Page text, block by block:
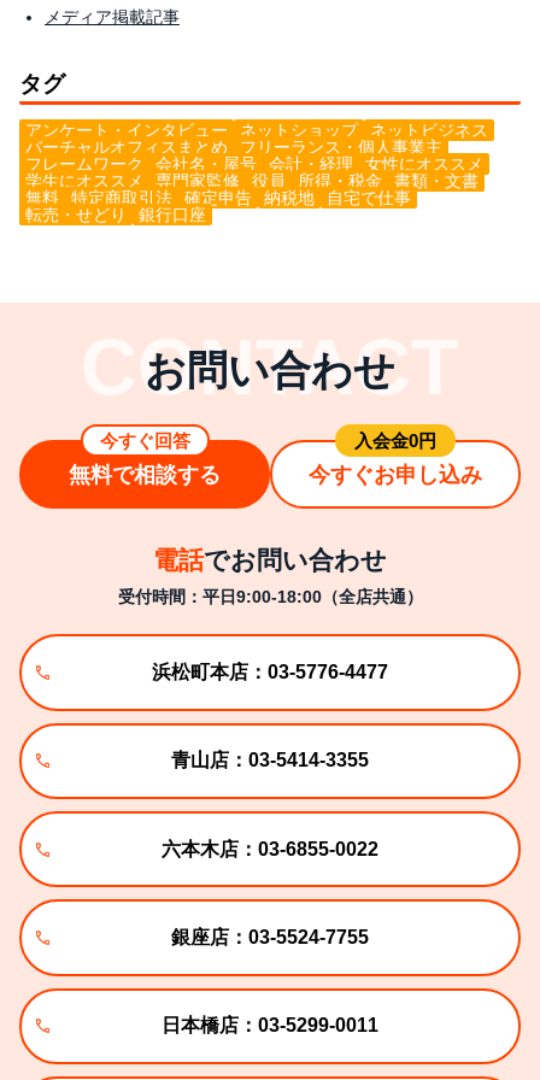
メディア掲載記事
タグ
アンケート・インタビュー ネットショップ
ネットビジネス
バーチャルオフィスまとめ
フリーランス・個人事業主
フレームワーク
会社名・屋号 会計・経理
女性にオススメ
学生にオススメ
専門家監修 役員 所得・税金
書類・文書
無料
特定商取引法 確定申告 納税地
自宅で仕事
転売・せどり
銀行口座
お問い合わせ
無料で相談する
今すぐ回答
今すぐお申し込み
⼊会⾦0円
電話でお問い合わせ
受付時間：平日9:00-18:00（全店共通）
浜松町本店：03-5776-4477
青山店：03-5414-3355
六本木店：03-6855-0022
銀座店：03-5524-7755
日本橋店：03-5299-0011